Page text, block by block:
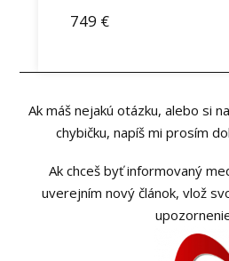
749 €
Ak máš nejakú otázku, alebo si
chybičku, napíš mi prosím
Ak chceš byť informovaný
uverejním nový článok, vlož